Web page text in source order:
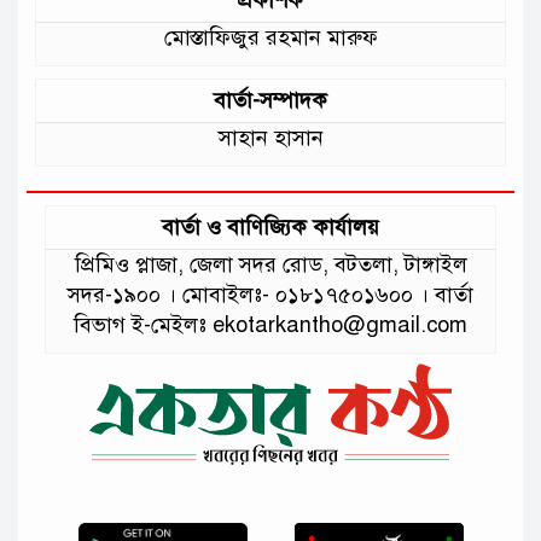
মোস্তাফিজুর রহমান মারুফ
বার্তা-সম্পাদক
সাহান হাসান
বার্তা ও বাণিজ্যিক কার্যালয়
প্রিমিও প্লাজা, জেলা সদর রোড, বটতলা, টাঙ্গাইল
সদর-১৯০০ । মোবাইলঃ- ০১৮১৭৫০১৬০০ । বার্তা
বিভাগ ই-মেইলঃ ekotarkantho@gmail.com